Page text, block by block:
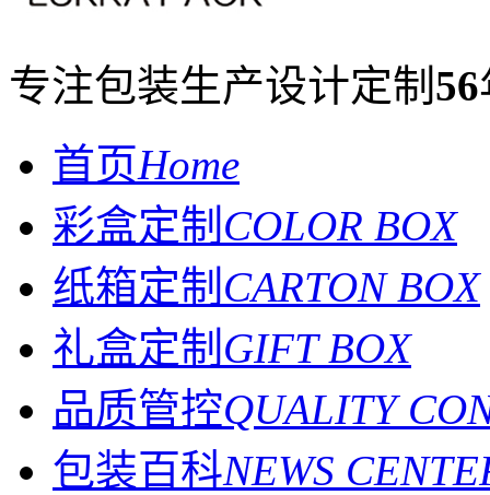
专注包装生产设计定制 56
首页Home
彩盒定制 COLOR BOX
纸箱定制 CARTON BOX
礼盒定制 GIFT BOX
品质管控QUALITY
包装百科NEWS